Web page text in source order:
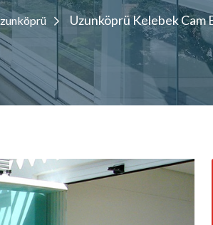
Uzunköprü Kelebek Cam